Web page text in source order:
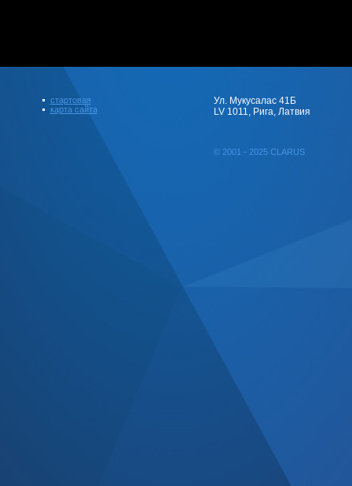
стартовая
карта сайта
Ул. Мукусалас 41Б
LV 1011, Рига, Латвия
© 2001 - 2025 CLARUS